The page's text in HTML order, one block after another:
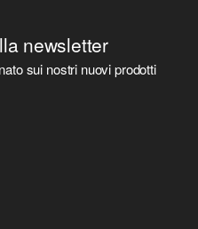
newsletter
sui nostri nuovi prodotti